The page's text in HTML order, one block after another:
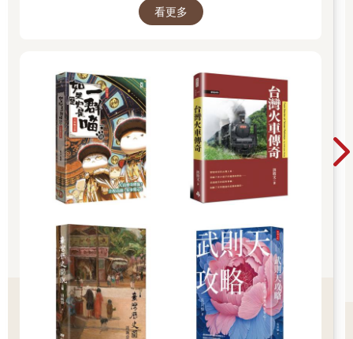
北州、新竹州為演練區域，舉行防空演習。不過要到一九三八
地的上空，投下二百八十枚炸彈。日軍完全來不及反應，只能目
送轟炸機聯隊毫髮無傷地離開，基地內近四十架軍機全毀，三十
八名人員傷亡。
原來日本軍方在前一年的松滬會戰之後，評估中國空軍已完全失
去戰力，所以對於臺灣本島的空防非常鬆懈。未料蘇聯祕密派遣
「航空志願隊」來到中國，這批SB-2轟炸機性能遠勝日本空軍，
數百名經驗豐富的飛行員以「國軍」名義掩護，軍機標誌也改成
青天白日徽章，果然打得守備松山機場的日本海軍措手不及。
高層，海軍出身的臺灣總督小林躋造更是窘困，因此開始計劃備
戰，拉開了臺灣投入大戰的序幕。
此刻日本雖已殖民統治臺灣近四十年，卻未完全將臺灣人視為
「皇民」，因此臺灣男性反而沒有必要服兵役。直到一九三七年
日中戰爭爆發，日本政府才徵調臺灣人充任軍屬及軍夫，不拿武
器打仗，不給正式軍籍，可說只是戰場上的勞工。當時總督府也
藉由「臺灣農業義勇團」、「臺灣特設勞務奉公團」等團體，招
看更多